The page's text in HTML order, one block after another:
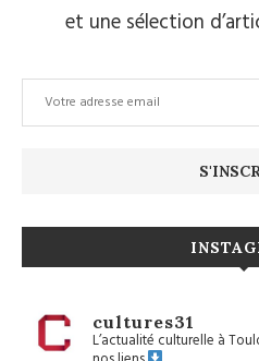
et une sélection
cultures31
L’actualité culturelle à